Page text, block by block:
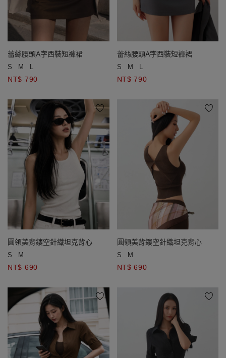
蕾絲腰頭A字西裝短褲裙
S M L
NT$ 790
蕾絲腰頭A字西裝短褲裙
S M L
NT$ 790
圓領美背鏤空針織坦克背心
S M
NT$ 690
圓領美背鏤空針織坦克背心
S M
NT$ 690